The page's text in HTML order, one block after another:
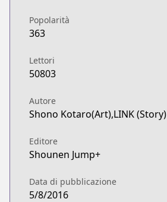
Popolarità
363
Lettori
50803
Autore
Shono Kotaro(Art),LINK (Story)
Editore
Shounen Jump+
Data di pubblicazione
5/8/2016